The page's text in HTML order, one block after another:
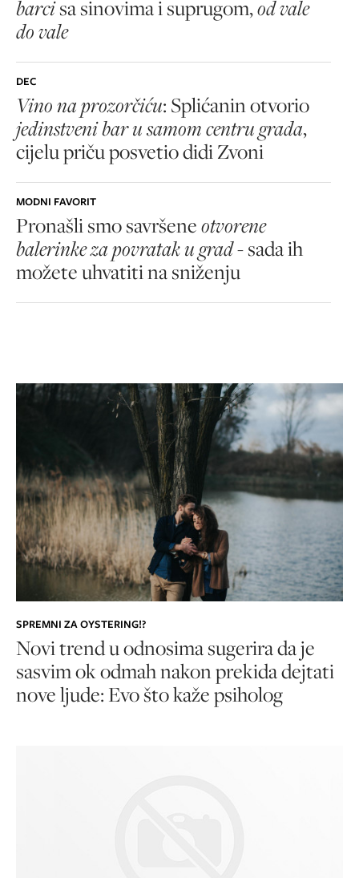
barcisa sinovima i suprugom,od vale
do vale
DEC
Vino na prozorčiću: Splićanin otvorio
jedinstveni bar u samom centru grada,
cijelu priču posvetio didi Zvoni
MODNI FAVORIT
Pronašli smo savršeneotvorene
balerinke za povratak u grad- sada ih
možete uhvatiti na sniženju
SPREMNI ZA OYSTERING!?
Novi trend u odnosima sugerira da je
sasvim ok odmah nakon prekida dejtati
nove ljude: Evo što kaže psiholog